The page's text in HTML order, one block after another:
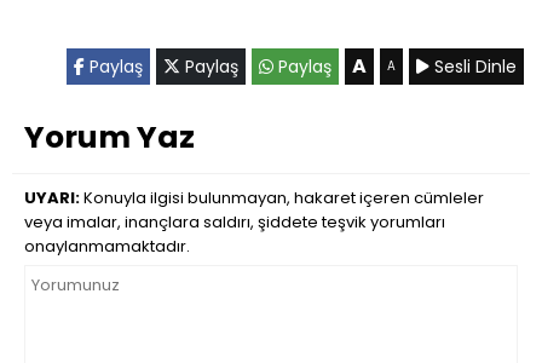
Paylaş Paylaş Paylaş A A Sesli Dinle
Yorum Yaz
UYARI:Konuyla ilgisi bulunmayan, hakaret içeren cümleler
veya imalar, inançlara saldırı, şiddete teşvik yorumları
onaylanmamaktadır.